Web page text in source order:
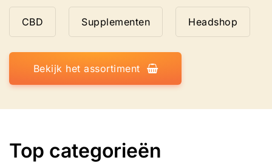
CBD Supplementen Headshop
Bekijk het assortiment
Top categorieën